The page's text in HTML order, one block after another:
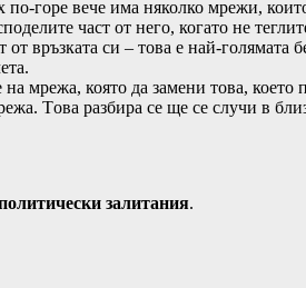
по-горе вече има няколко мрежи,
част от него, когато не
връзката си – това е най-
мрежа, която да замени това,
Tова разбира се ще се случи в
залитания.